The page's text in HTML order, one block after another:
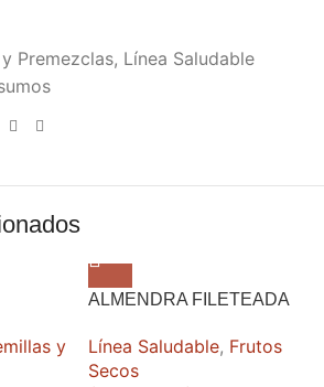
Premezclas, Línea Saludable
y
ALMENDRA FILETEADA
Línea Saludable, Frutos
Secos